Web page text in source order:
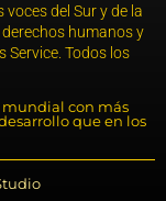
del Sur y de la
humanos y
Service. Todos los
mundial con más
que en los